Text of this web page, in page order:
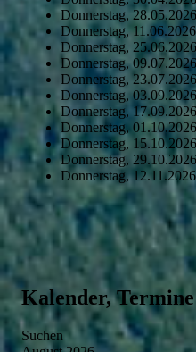
Donnerstag,
Donnerstag,
Donnerstag,
Donnerstag,
Donnerstag,
Donnerstag,
Donnerstag,
Donnerstag,
Donnerstag,
Donnerstag,
Donnerstag,
Kalender,
Suchen